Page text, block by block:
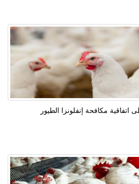
اتفاقية مكافحة إنفلونزا الطيور